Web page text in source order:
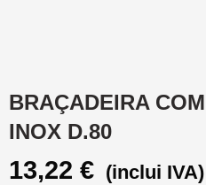
BRAÇADEIRA
INOX D.80
13,22 € (inclui IVA)